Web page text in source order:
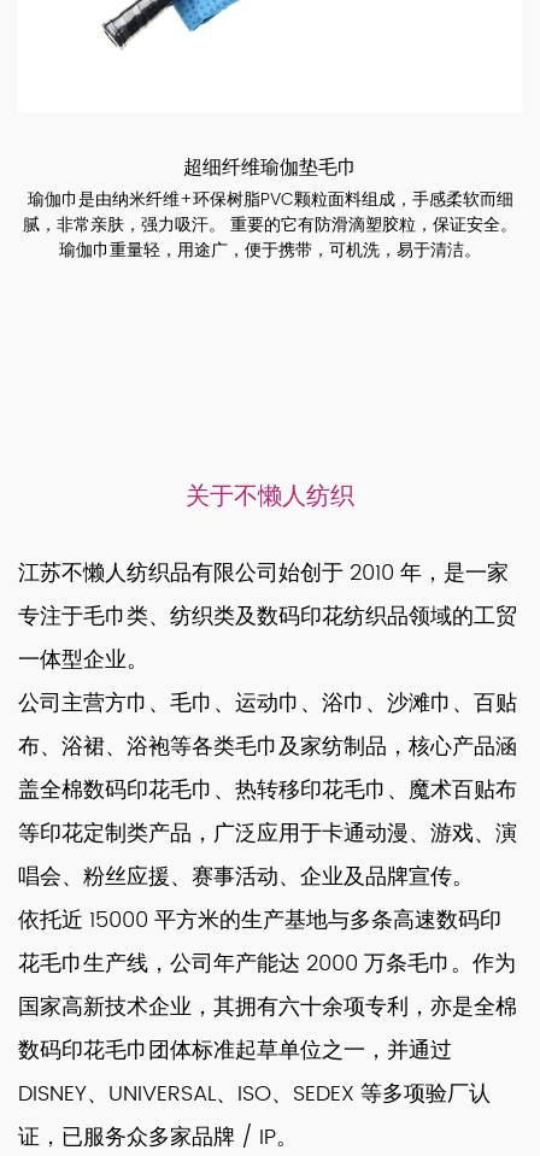
超细纤维瑜伽垫毛巾
瑜伽巾是由纳米纤维+环保树脂PVC颗粒面料组成，手感柔软而细
腻，非常亲肤，强力吸汗。 重要的它有防滑滴塑胶粒，保证安全。
瑜伽巾重量轻，用途广，便于携带，可机洗，易于清洁。
关于不懒人纺织
江苏不懒人纺织品有限公司始创于 2010 年，是一家
专注于毛巾类、纺织类及数码印花纺织品领域的工贸
一体型企业。
公司主营方巾、毛巾、运动巾、浴巾、沙滩巾、百贴
布、浴裙、浴袍等各类毛巾及家纺制品，核心产品涵
盖全棉数码印花毛巾、热转移印花毛巾、魔术百贴布
等印花定制类产品，广泛应用于卡通动漫、游戏、演
唱会、粉丝应援、赛事活动、企业及品牌宣传。
依托近 15000 平方米的生产基地与多条高速数码印
花毛巾生产线，公司年产能达 2000 万条毛巾。作为
国家高新技术企业，其拥有六十余项专利，亦是全棉
数码印花毛巾团体标准起草单位之一，并通过
DISNEY、UNIVERSAL、ISO、SEDEX 等多项验厂认
证，已服务众多家品牌 / IP。